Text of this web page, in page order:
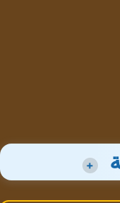
+